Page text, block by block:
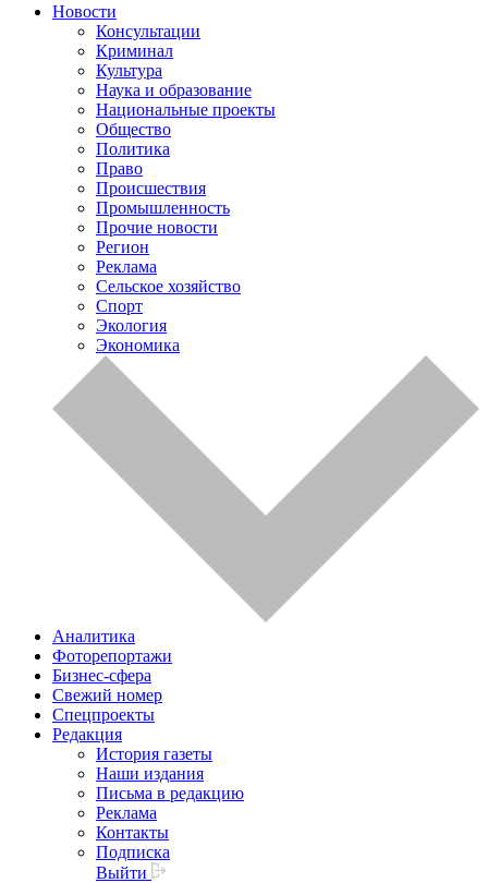
Новости
Консультации
Криминал
Культура
Наука и образование
Национальные проекты
Общество
Политика
Право
Происшествия
Промышленность
Прочие новости
Регион
Реклама
Сельское хозяйство
Спорт
Экология
Экономика
Аналитика
Фоторепортажи
Бизнес-сфера
Свежий номер
Спецпроекты
Редакция
История газеты
Наши издания
Письма в редакцию
Реклама
Контакты
Подписка
Выйти